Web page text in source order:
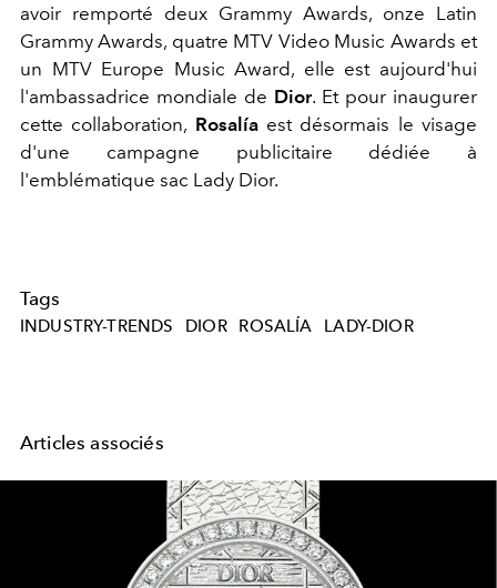
avoir remporté deux Grammy Awards, onze Latin
Grammy Awards, quatre MTV Video Music Awards et
un MTV Europe Music Award, elle est aujourd'hui
l'ambassadrice mondiale de Dior. Et pour inaugurer
cette collaboration, Rosalíaest désormais le visage
d'une campagne publicitaire dédiée à
l'emblématique sac Lady Dior.
Tags
INDUSTRY-TRENDS DIOR ROSALÍA LADY-DIOR
Articles associés